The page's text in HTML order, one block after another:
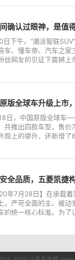
日下午，“潮派智联
车、懂车帝、汽车之家
丝网友的见证下震撼上
万元！它究竟有着怎
日，中国原版全球车
共推出四款车型，售价
观上的提升，还新增了
7座，搭载10.4英寸大
全品质，五菱凯捷
年7月28日】在承载
，严苛全面的主、被动
的统一核心标准。为了
，立志成为中国家用